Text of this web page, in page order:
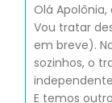
Olá
Vou tratar
em breve).
sozinhos, o
E temos